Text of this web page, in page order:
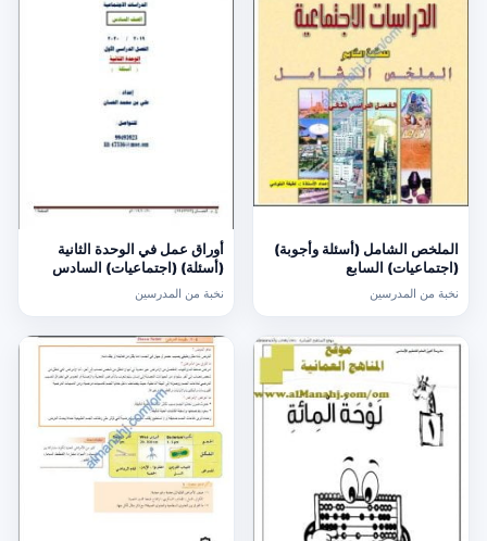
الملخص الشامل (أسئلة وأجوبة)
(اجتماعيات) السابع
نخبة من المدرسين
أوراق عمل في الوحدة الثانية
(أسئلة) (اجتماعيات) السادس
نخبة من المدرسين